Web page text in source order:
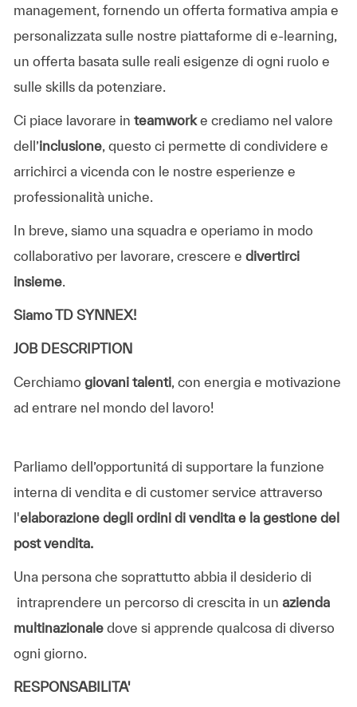
management, fornendo un offerta formativa ampia e
personalizzata sulle nostre piattaforme di e-learning,
un offerta basata sulle reali esigenze di ogni ruolo e
sulle skills da potenziare.
Ci piace lavorare in teamworke crediamo nel valore
dell’inclusione, questo ci permette di condividere e
arrichirci a vicenda con le nostre esperienze e
professionalità uniche.
In breve, siamo una squadra e operiamo in modo
collaborativo per lavorare, crescere e divertirci
insieme.
Siamo TD SYNNEX!
JOB DESCRIPTION
Cerchiamo giovani talenti, con energia e motivazione
ad entrare nel mondo del lavoro!
Parliamo dell’opportunitá di supportare la funzione
interna di vendita e di customer service attraverso
l'elaborazione degli ordini di vendita e la gestione del
post vendita.
Una persona che soprattutto abbia il desiderio di
intraprendere un percorso di crescita in un azienda
multinazionale dove si apprende qualcosa di diverso
ogni giorno.
RESPONSABILITA'